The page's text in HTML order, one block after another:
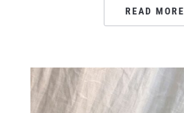
READ MORE